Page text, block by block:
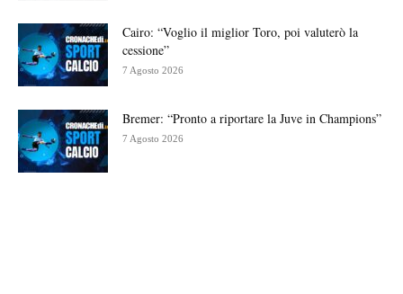
Cairo: “Voglio il miglior Toro, poi valuterò la
cessione”
7 Agosto 2026
Bremer: “Pronto a riportare la Juve in Champions”
7 Agosto 2026